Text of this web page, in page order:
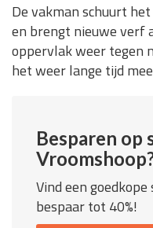
De vakman schuurt
en brengt nieuwe verf
oppervlak weer tegen
het weer lange tijd
Besparen op
Vind een
bespaar tot 40%!